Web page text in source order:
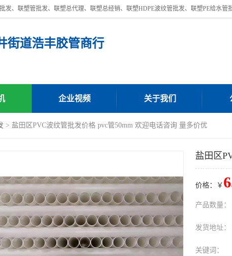
街道浩丰胶管商行
企业视频 关于我们
> 盐田区PVC波纹管批发价格 pvc管50mm 欢迎电话咨询 量多价优
盐田区
价格：￥
产品数量：
发货地址：
关键词：